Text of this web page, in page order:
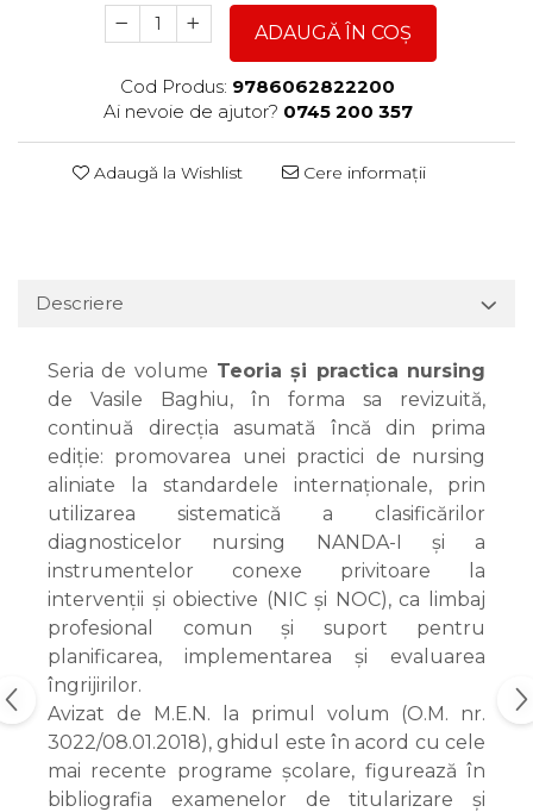
ADAUGĂ ÎN COȘ
Cod Produs: 9786062822200
Ai nevoie de ajutor? 0745 200 357
Adaugă la Wishlist Cere informații
Descriere
Seria de volume Teoria și practica nursing
de Vasile Baghiu, în forma sa revizuită,
continuă direcția asumată încă din prima
ediție: promovarea unei practici de nursing
aliniate la standardele internaționale, prin
utilizarea sistematică a clasificărilor
diagnosticelor nursing NANDA-I și a
instrumentelor conexe privitoare la
intervenții și obiective (NIC și NOC), ca limbaj
profesional comun și suport pentru
planificarea, implementarea și evaluarea
îngrijirilor.
Avizat de M.E.N. la primul volum (O.M. nr.
3022/08.01.2018), ghidul este în acord cu cele
mai recente programe școlare, figurează în
bibliografia examenelor de titularizare și